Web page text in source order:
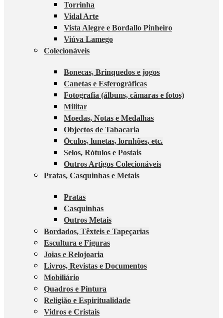
Torrinha
Vidal Arte
Vista Alegre e Bordallo Pinheiro
Viúva Lamego
Colecionáveis
Bonecas, Brinquedos e jogos
Canetas e Esferográficas
Fotografia (álbuns, câmaras e fotos)
Militar
Moedas, Notas e Medalhas
Objectos de Tabacaria
Óculos, lunetas, lornhões, etc.
Selos, Rótulos e Postais
Outros Artigos Colecionáveis
Pratas, Casquinhas e Metais
Pratas
Casquinhas
Outros Metais
Bordados, Têxteis e Tapeçarias
Escultura e Figuras
Joias e Relojoaria
Livros, Revistas e Documentos
Mobiliário
Quadros e Pintura
Religião e Espiritualidade
Vidros e Cristais